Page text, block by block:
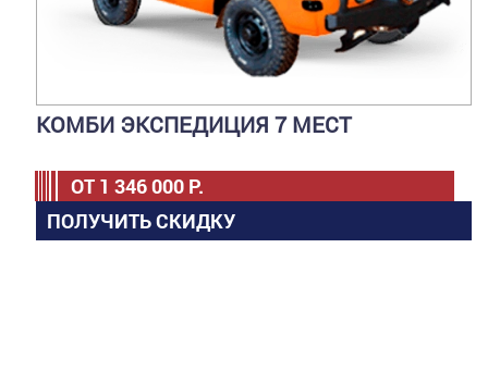
КОМБИ ЭКСПЕДИЦИЯ 7 МЕСТ
ОТ 1 346 000 Р.
ПОЛУЧИТЬ СКИДКУ